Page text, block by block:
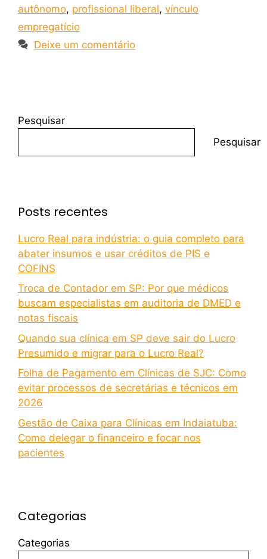
autônomo, profissional liberal, vínculo
empregatício
Deixe um comentário
Pesquisar
Pesquisar
Posts recentes
Lucro Real para indústria: o guia completo para
abater insumos e usar créditos de PIS e
COFINS
Troca de Contador em SP: Por que médicos
buscam especialistas em auditoria de DMED e
notas fiscais
Quando sua clínica em SP deve sair do Lucro
Presumido e migrar para o Lucro Real?
Folha de Pagamento em Clínicas de SJC: Como
evitar processos de secretárias e técnicos em
2026
Gestão de Caixa para Clínicas em Indaiatuba:
Como delegar o financeiro e focar nos
pacientes
Categorias
Categorias